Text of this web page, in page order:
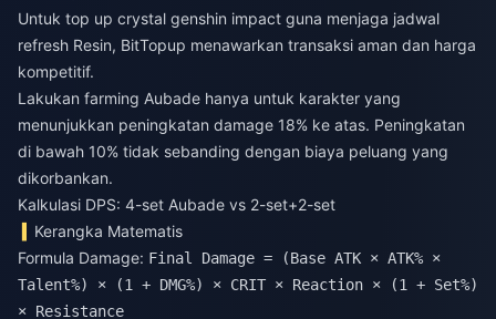
Untuk top up crystal genshin impact guna menjaga jadwal
refresh Resin, BitTopup menawarkan transaksi aman dan harga
kompetitif.
Lakukan farming Aubade hanya untuk karakter yang
menunjukkan peningkatan damage 18% ke atas. Peningkatan
di bawah 10% tidak sebanding dengan biaya peluang yang
dikorbankan.
Kalkulasi DPS: 4-set Aubade vs 2-set+2-set
Kerangka Matematis
Formula Damage: Final Damage = (Base ATK × ATK% ×
Talent%) × (1 + DMG%) × CRIT × Reaction × (1 + Set%)
× Resistance